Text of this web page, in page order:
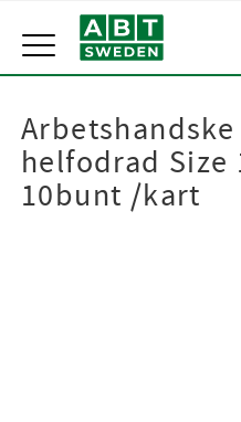
Meny
helfodrad Size
10bunt /kart